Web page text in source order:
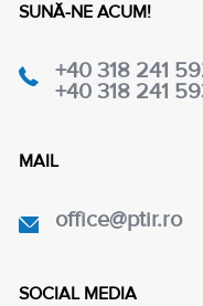
SUNĂ-NE ACUM!
+40 318 241
+40 318 241
MAIL
office@ptir.ro
SOCIAL MEDIA